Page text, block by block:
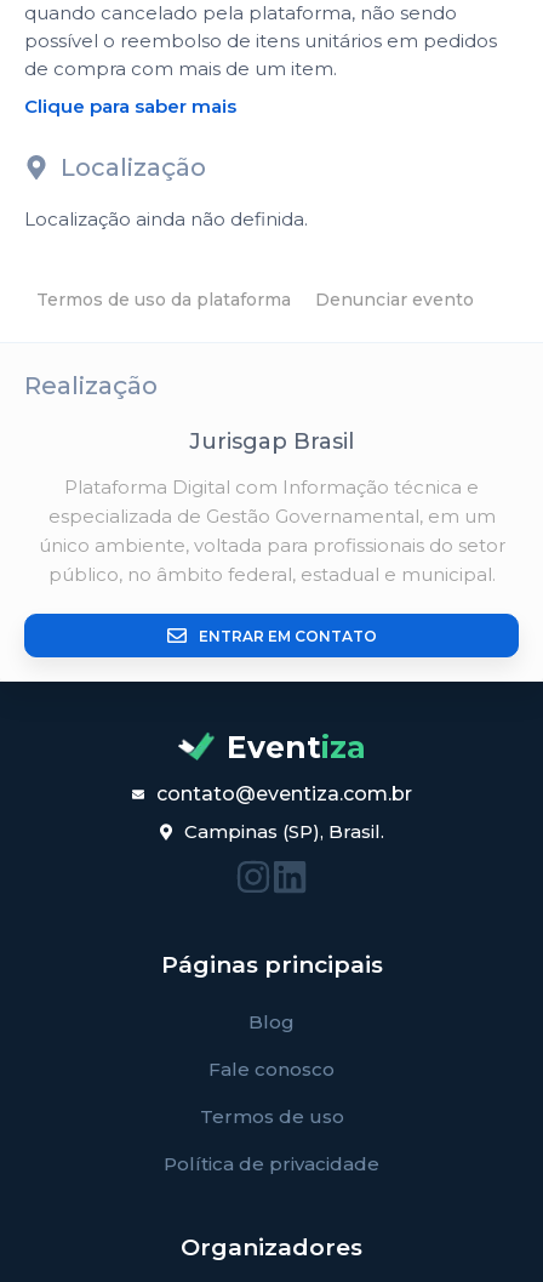
quando cancelado pela plataforma, não sendo
possível o reembolso de itens unitários em pedidos
de compra com mais de um item.
Clique para saber mais
Localização
Localização ainda não definida.
Termos de uso da plataforma Denunciar evento
Realização
Jurisgap Brasil
Plataforma Digital com Informação técnica e
especializada de Gestão Governamental, em um
único ambiente, voltada para profissionais do setor
público, no âmbito federal, estadual e municipal.
ENTRAR EM CONTATO
Eventiza
contato@eventiza.com.br
Campinas (SP), Brasil.
Páginas principais
Blog
Fale conosco
Termos de uso
Política de privacidade
Organizadores